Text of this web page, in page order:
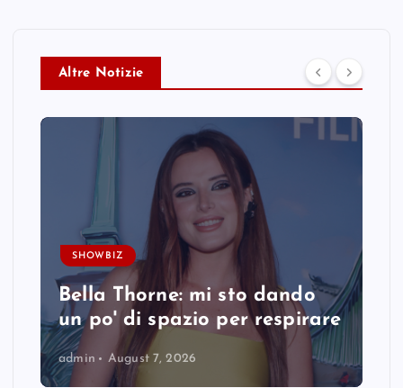
Altre Notizie
SHOWBIZ
Bella Thorne: mi sto dando
un po' di spazio per respirare
admin August 7, 2026